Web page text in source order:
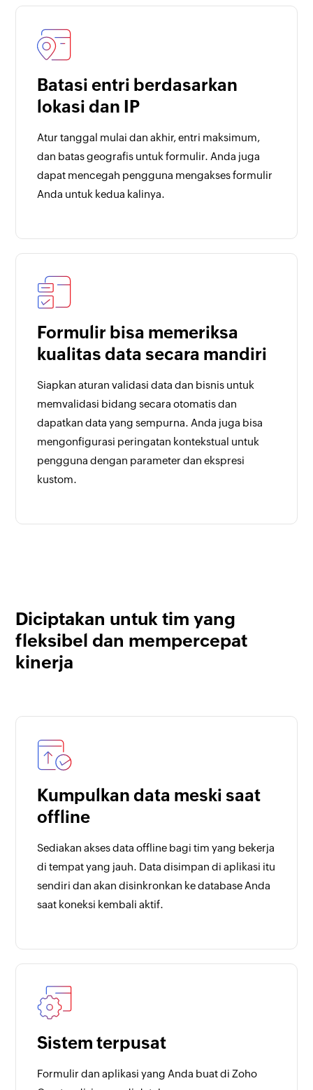
Batasi entri berdasarkan
lokasi dan IP
Atur tanggal mulai dan akhir, entri maksimum,
dan batas geografis untuk formulir. Anda juga
dapat mencegah pengguna mengakses formulir
Anda untuk kedua kalinya.
Formulir bisa memeriksa
kualitas data secara mandiri
Siapkan aturan validasi data dan bisnis untuk
memvalidasi bidang secara otomatis dan
dapatkan data yang sempurna. Anda juga bisa
mengonfigurasi peringatan kontekstual untuk
pengguna dengan parameter dan ekspresi
kustom.
Diciptakan untuk tim yang
fleksibel dan mempercepat
kinerja
Kumpulkan data meski saat
offline
Sediakan akses data offline bagi tim yang bekerja
di tempat yang jauh. Data disimpan di aplikasi itu
sendiri dan akan disinkronkan ke database Anda
saat koneksi kembali aktif.
Sistem terpusat
Formulir dan aplikasi yang Anda buat di Zoho